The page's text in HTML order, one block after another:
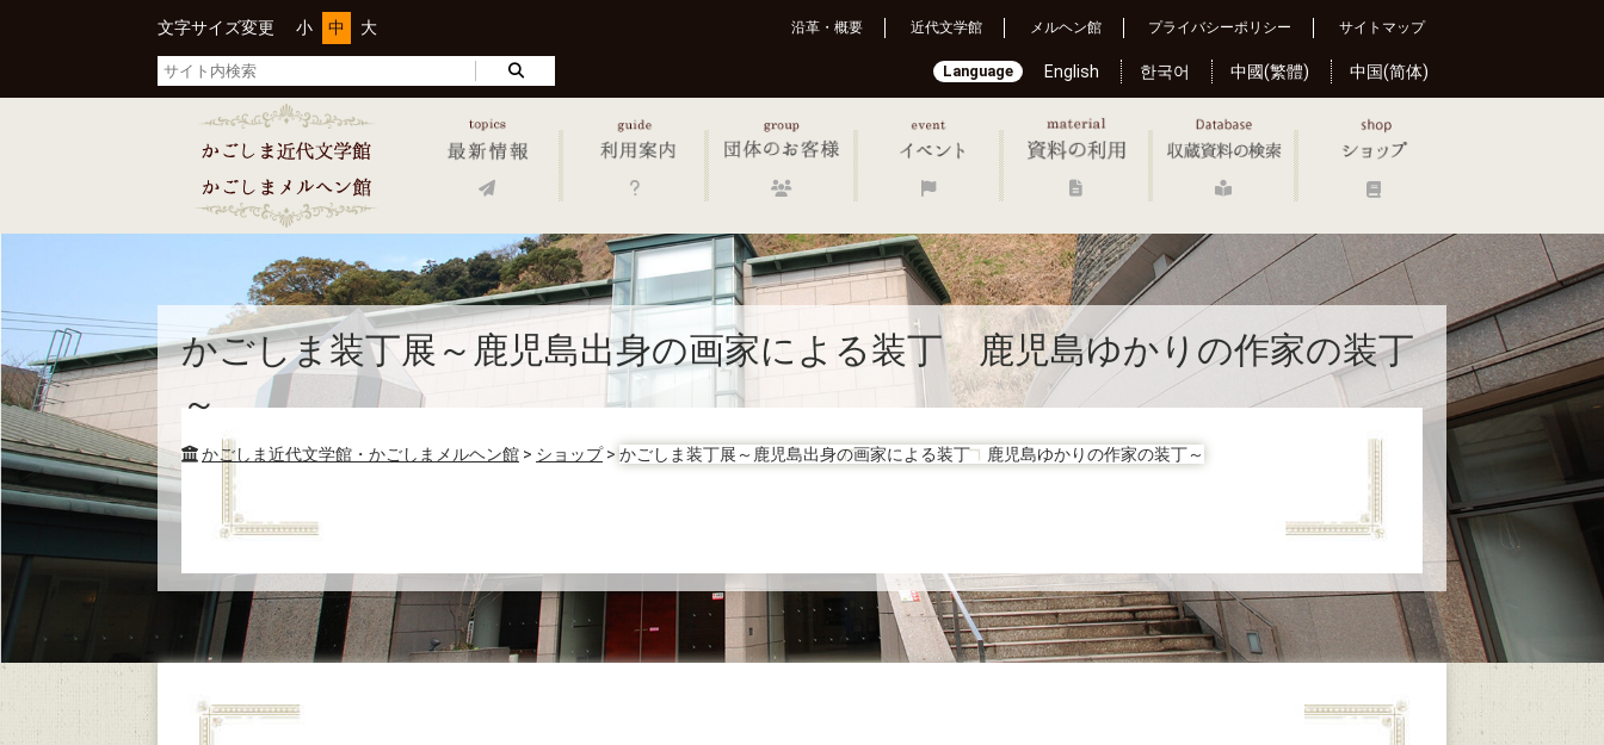
文字サイズ変更 小 中 大 沿革・概要 近代文学館 メルヘン館 プライバシーポリシー サイトマップ
Language English 한국어 中國(繁體) 中国(简体)
かごしま装丁展～鹿児島出身の画家による装丁 鹿児島ゆかりの作家の装丁
～
かごしま近代文学館・かごしまメルヘン館 > ショップ> かごしま装丁展～鹿児島出身の画家による装丁 鹿児島ゆかりの作家の装丁～